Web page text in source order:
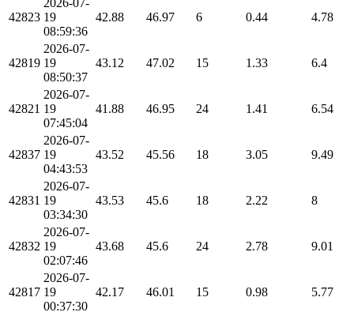
42823
2026-07-
19
08:59:36
42.88 46.97 6 0.44 4.78
42819
2026-07-
19
08:50:37
43.12 47.02 15 1.33 6.4
42821
2026-07-
19
07:45:04
41.88 46.95 24 1.41 6.54
42837
2026-07-
19
04:43:53
43.52 45.56 18 3.05 9.49
42831
2026-07-
19
03:34:30
43.53 45.6 18 2.22 8
42832
2026-07-
19
02:07:46
43.68 45.6 24 2.78 9.01
42817
2026-07-
19
00:37:30
42.17 46.01 15 0.98 5.77